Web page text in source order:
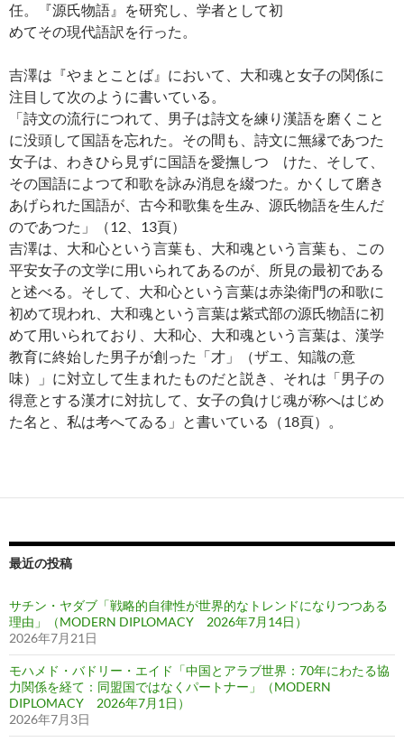
任。『源氏物語』を研究し、学者として初
めてその現代語訳を行った。
吉澤は『やまとことば』において、大和魂と女子の関係に
注目して次のように書いている。
「詩文の流行につれて、男子は詩文を練り漢語を磨くこと
に没頭して国語を忘れた。その間も、詩文に無縁であつた
女子は、わきひら見ずに国語を愛撫しつゞけた、そして、
その国語によつて和歌を詠み消息を綴つた。かくして磨き
あげられた国語が、古今和歌集を生み、源氏物語を生んだ
のであつた」（12、13頁）
吉澤は、大和心という言葉も、大和魂という言葉も、この
平安女子の文学に用いられてあるのが、所見の最初である
と述べる。そして、大和心という言葉は赤染衛門の和歌に
初めて現われ、大和魂という言葉は紫式部の源氏物語に初
めて用いられており、大和心、大和魂という言葉は、漢学
教育に終始した男子が創った「才」（ザエ、知識の意
味）」に対立して生まれたものだと説き、それは「男子の
得意とする漢才に対抗して、女子の負けじ魂が称へはじめ
た名と、私は考へてゐる」と書いている（18頁）。
最近の投稿
サチン・ヤダブ「戦略的自律性が世界的なトレンドになりつつある
理由」（MODERN DIPLOMACY 2026年7月14日）
2026年7月21日
モハメド・バドリー・エイド「中国とアラブ世界：70年にわたる協
力関係を経て：同盟国ではなくパートナー」（MODERN
DIPLOMACY 2026年7月1日）
2026年7月3日